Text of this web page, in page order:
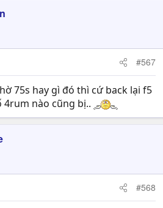
#567
75s hay gì đó thì cứ back lại f5
4rum nào cũng bị..
#568